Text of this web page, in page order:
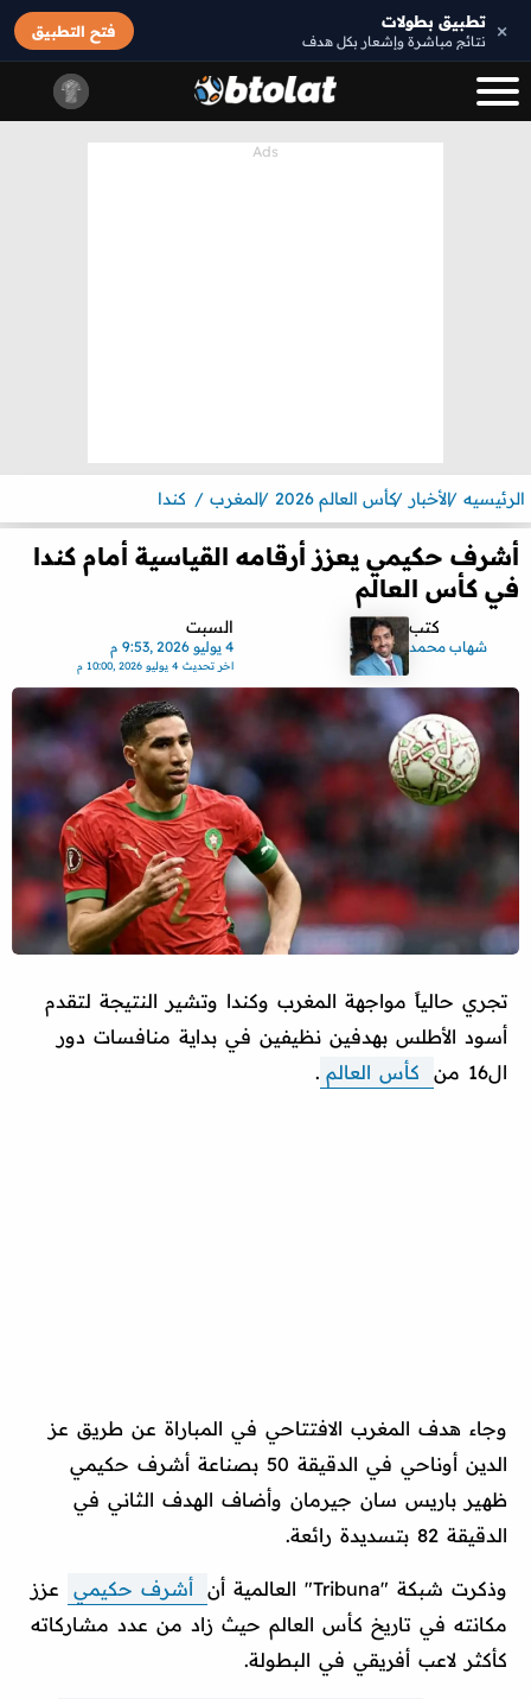
× تطبيق بطولات
نتائج مباشرة وإشعار بكل هدف
فتح التطبيق
الرئيسيه الأخبار كأس العالم 2026 المغرب كندا
أشرف حكيمي يعزز أرقامه القياسية أمام كندا
في كأس العالم
كتب
شهاب محمد
السبت
4 يوليو 2026 ,9:53 م
اخر تحديث4 يوليو 2026 ,10:00 م
تجري حالياً مواجهة المغرب وكندا وتشير النتيجة لتقدم
أسود الأطلس بهدفين نظيفين في بداية منافسات دور
ال16 من
كأس العالم .
وجاء هدف المغرب الافتتاحي في المباراة عن طريق عز
الدين أوناحي في الدقيقة 50 بصناعة أشرف حكيمي
ظهير باريس سان جيرمان وأضاف الهدف الثاني في
الدقيقة 82 بتسديدة رائعة.
وذكرت شبكة "Tribuna" العالمية أن أشرف حكيمي
عزز
مكانته في تاريخ كأس العالم حيث زاد من عدد مشاركاته
كأكثر لاعب أفريقي في البطولة.